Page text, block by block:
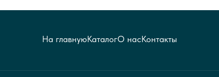
На главнуюКаталогО насКонтакты